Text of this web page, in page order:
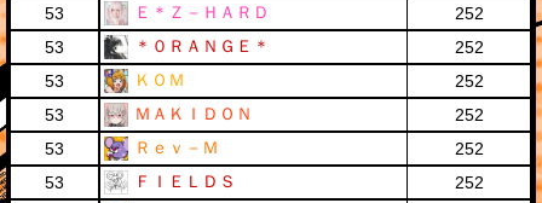
53
Ｅ＊Ｚ－ＨＡＲＤ
252
53
＊０ＲＡＮＧＥ＊
252
53
ＫＯＭ
252
53
ＭＡＫＩＤＯＮ
252
53
Ｒｅｖ－Ｍ
252
53
ＦＩＥＬＤＳ
252